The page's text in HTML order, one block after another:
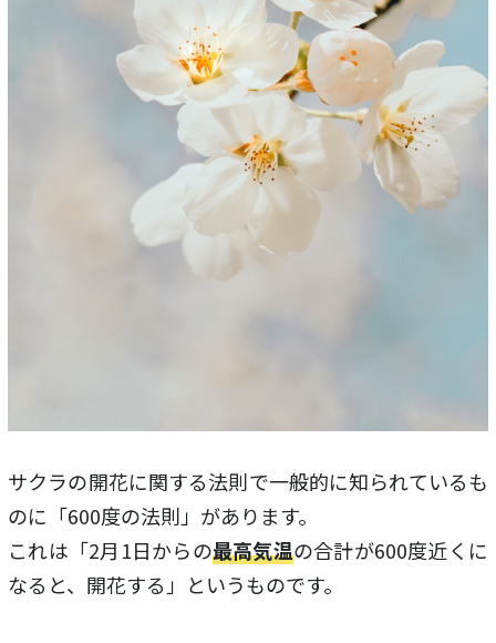
サクラの開花に関する法則で一般的に知られているも
のに「600度の法則」があります。
これは「2月1日からの最高気温の合計が600度近くに
なると、開花する」というものです。